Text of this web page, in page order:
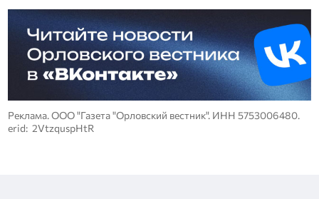
Реклама. ООО "Газета "Орловский вестник". ИНН 5753006480.
erid: 2VtzquspHtR